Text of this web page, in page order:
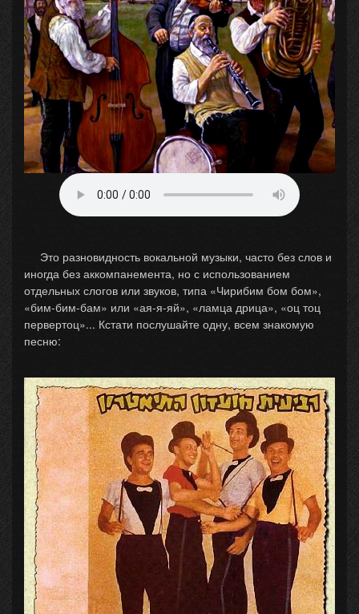
Это разновидность вокальной музыки, часто без слов и
иногда без аккомпанемента, но с использованием
отдельных слогов или звуков, типа «Чирибим бом бом»,
«бим-бим-бам» или «ая-я-яй», «ламца дрица», «оц тоц
первертоц»... Кстати послушайте одну, всем знакомую
песню: